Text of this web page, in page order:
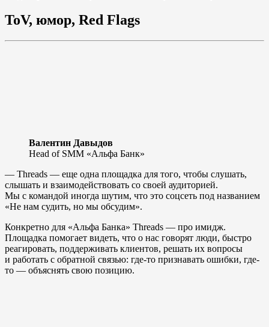
ToV, юмор, Red Flags
Валентин Давыдов
Head of SMM «Альфа Банк»
— Threads — еще одна площадка для того, чтобы слушать,
слышать и взаимодействовать со своей аудиторией.
Мы с командой иногда шутим, что это соцсеть под названием
«Не нам судить, но мы обсудим».
Конкретно для «Альфа Банка» Threads — про имидж.
Площадка помогает видеть, что о нас говорят люди, быстро
реагировать, поддерживать клиентов, решать их вопросы
и работать с обратной связью: где-то признавать ошибки, где-
то — объяснять свою позицию.